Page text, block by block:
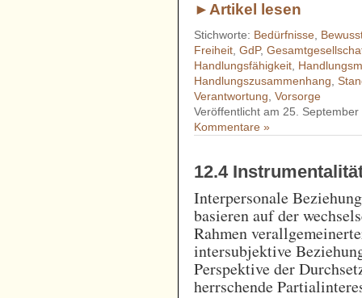
►Artikel lesen
Stichworte: Bedürfnisse,
Freiheit,GdP,
Handlungsfähigkeit,
Handlungszusammenhang,
Verantwortung,Vorsorge
Veröffentlicht am 25.
Kommentare »
12.4
Interpersonale
basieren auf der
Rahmen
intersubjektive
Perspektive der
herrschende